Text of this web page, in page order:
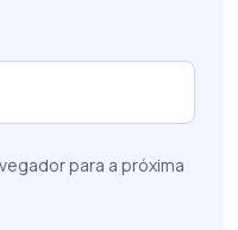
para a próxima